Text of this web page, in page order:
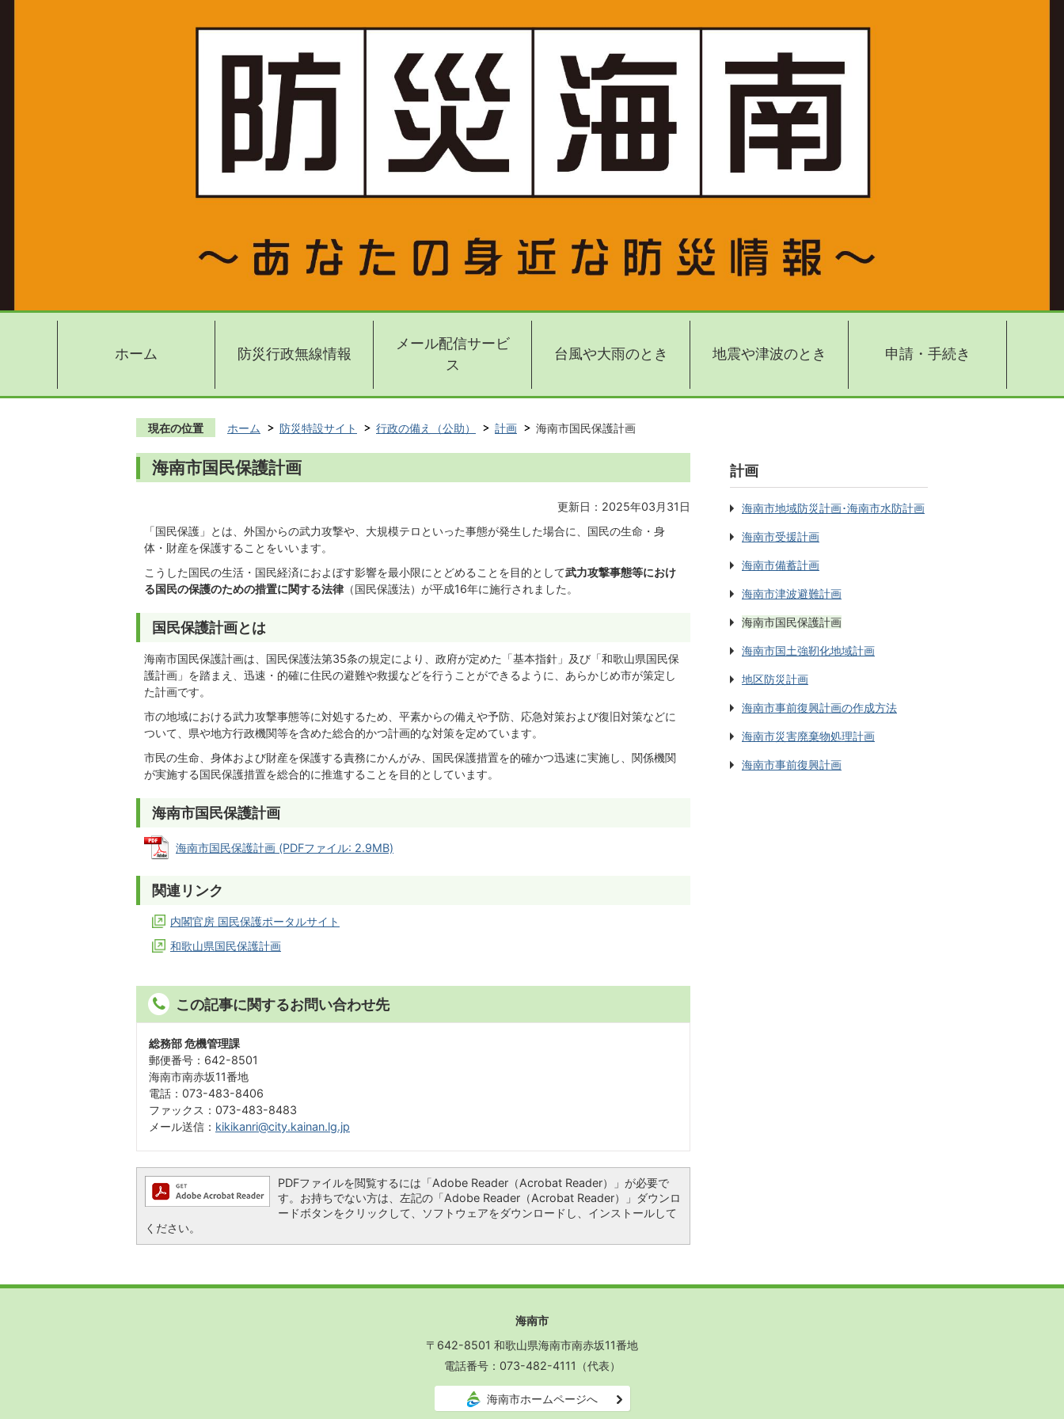
ホーム 防災行政無線情報
メール配信サービ
ス
台風や大雨のとき 地震や津波のとき 申請・手続き
現在の位置 ホーム 防災特設サイト 行政の備え（公助） 計画 海南市国民保護計画
海南市国民保護計画
更新日：2025年03月31日
「国民保護」とは、外国からの武力攻撃や、大規模テロといった事態が発生した場合に、国民の生命・身
体・財産を保護することをいいます。
こうした国民の生活・国民経済におよぼす影響を最小限にとどめることを目的として武力攻撃事態等におけ
る国民の保護のための措置に関する法律（国民保護法）が平成16年に施行されました。
国民保護計画とは
海南市国民保護計画は、国民保護法第35条の規定により、政府が定めた「基本指針」及び「和歌山県国民保
護計画」を踏まえ、迅速・的確に住民の避難や救援などを行うことができるように、あらかじめ市が策定し
た計画です。
市の地域における武力攻撃事態等に対処するため、平素からの備えや予防、応急対策および復旧対策などに
ついて、県や地方行政機関等を含めた総合的かつ計画的な対策を定めています。
市民の生命、身体および財産を保護する責務にかんがみ、国民保護措置を的確かつ迅速に実施し、関係機関
が実施する国民保護措置を総合的に推進することを目的としています。
海南市国民保護計画
海南市国民保護計画 (PDFファイル: 2.9MB)
関連リンク
内閣官房 国民保護ポータルサイト
和歌山県国民保護計画
この記事に関するお問い合わせ先
総務部 危機管理課
郵便番号：642-8501
海南市南赤坂11番地
電話：073-483-8406
ファックス：073-483-8483
メール送信： kikikanri@city.kainan.lg.jp
PDFファイルを閲覧するには「Adobe Reader（Acrobat Reader）」が必要で
す。お持ちでない方は、左記の「Adobe Reader（Acrobat Reader）」ダウンロ
ードボタンをクリックして、ソフトウェアをダウンロードし、インストールして
ください。
計画
海南市地域防災計画･海南市水防計画
海南市受援計画
海南市備蓄計画
海南市津波避難計画
海南市国民保護計画
海南市国土強靭化地域計画
地区防災計画
海南市事前復興計画の作成方法
海南市災害廃棄物処理計画
海南市事前復興計画
海南市
〒642-8501 和歌山県海南市南赤坂11番地
電話番号：073-482-4111（代表）
海南市ホームページへ